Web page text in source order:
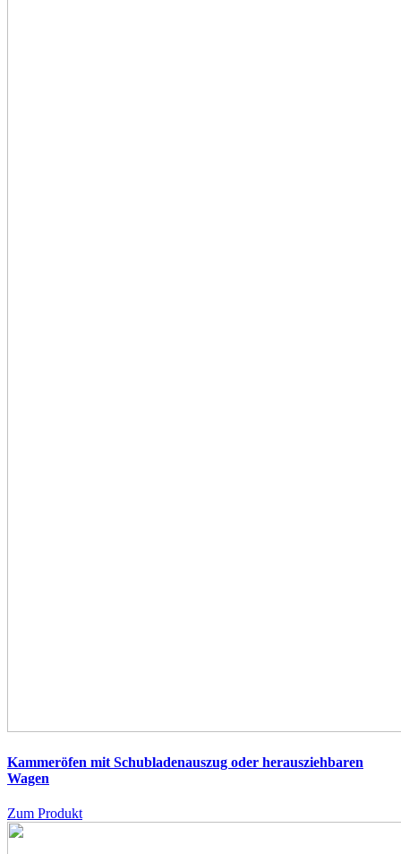
Kammeröfen mit Schubladenauszug oder herausziehbaren
Wagen
Zum Produkt